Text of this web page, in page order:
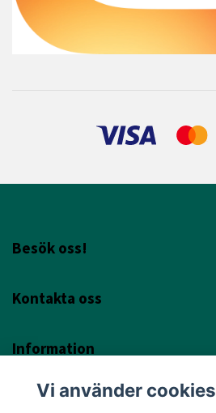
Besök oss!
Kontakta oss
Information
Sociala Media
Vi använder cookies